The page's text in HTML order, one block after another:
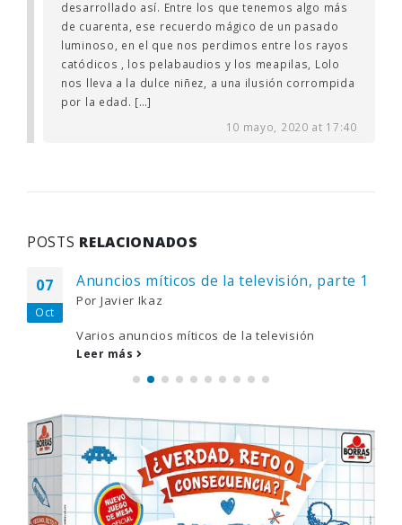
desarrollado así. Entre los que tenemos algo más
de cuarenta, ese recuerdo mágico de un pasado
luminoso, en el que nos perdimos entre los rayos
catódicos , los pelabaudios y los meapilas, Lolo
nos lleva a la dulce niñez, a una ilusión corrompida
por la edad. […]
10 mayo, 2020 at 17:40
POSTS RELACIONADOS
07
Oct
Anuncios míticos de la televisión, parte 1
Por Javier Ikaz
Varios anuncios míticos de la televisión
Leer más